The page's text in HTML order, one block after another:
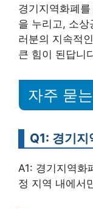
경기지역화폐
을 누리고, 소상
러분의 지속적
큰 힘이 된답니
자주 묻
Q1: 경기
A1: 경기지역화
정 지역 내에서